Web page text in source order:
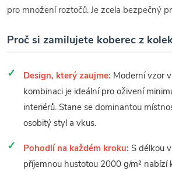
pro množení roztočů. Je zcela bezpečný
Proč si zamilujete koberec z
Design, který zaujme: Moderní vzor
kombinaci je ideální pro oživení
interiérů. Stane se dominantou
osobitý styl a vkus.
Pohodlí na každém kroku: S délkou
příjemnou hustotou 2000 g/m² nabízí